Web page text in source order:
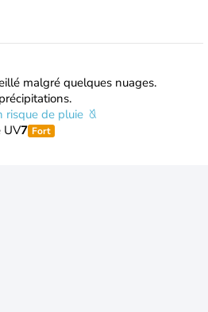
malgré quelques nuages.
risque de pluie
UV7 Fort